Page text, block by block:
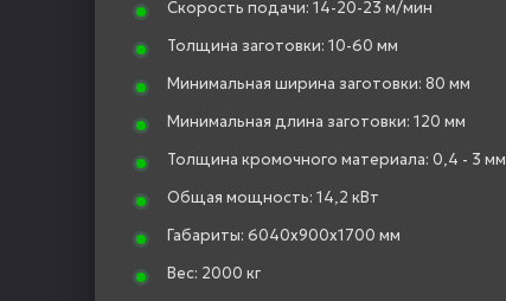
Скорость подачи: 14-20-23 м/мин
Толщина заготовки: 10-60 мм
Минимальная ширина заготовки: 80 мм
Минимальная длина заготовки: 120 мм
Толщина кромочного материала: 0,4 - 3 мм
Общая мощность: 14,2 кВт
Габариты: 6040х900х1700 мм
Вес: 2000 кг